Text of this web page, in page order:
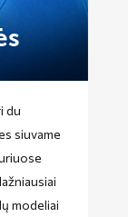
du
siuvame
modeliai